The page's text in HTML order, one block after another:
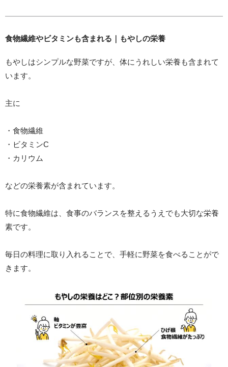
食物繊維やビタミンも含まれる｜もやしの栄養
もやしはシンプルな野菜ですが、体にうれしい栄養も含まれて
います。
主に
・食物繊維
・ビタミンC
・カリウム
などの栄養素が含まれています。
特に食物繊維は、食事のバランスを整えるうえでも大切な栄養
素です。
毎日の料理に取り入れることで、手軽に野菜を食べることがで
きます。